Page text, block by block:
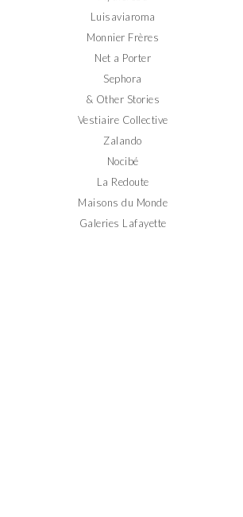
Luisaviaroma
Monnier Frères
Net a Porter
Sephora
& Other Stories
Vestiaire Collective
Zalando
Nocibé
La Redoute
Maisons du Monde
Galeries Lafayette